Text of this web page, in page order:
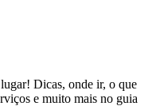
Dicas, onde ir, o que
e muito mais no guia